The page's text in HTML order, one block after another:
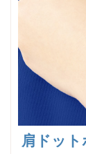
肩ドット